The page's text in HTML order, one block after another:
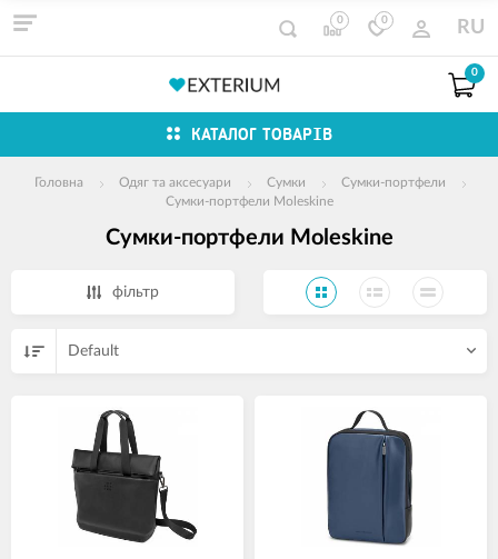
0 0 RU
0
КАТАЛОГ ТОВАРІВ
Головна Одяг та аксесуари Сумки
Сумки-портфели
Сумки-портфели Moleskine
Сумки-портфели Moleskine
фільтр
Default